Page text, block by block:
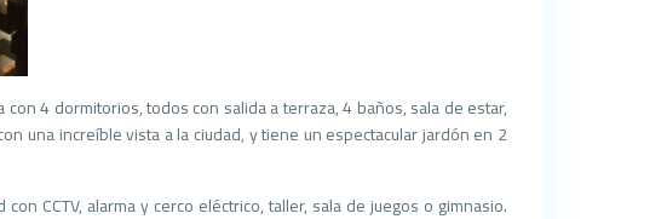
4 dormitorios, todos con salida a terraza, 4 baños, sala de estar,
una increíble vista a la ciudad, y tiene un espectacular jardón en 2
CCTV, alarma y cerco eléctrico, taller, sala de juegos o gimnasio.